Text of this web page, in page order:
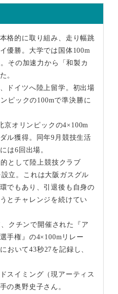
格的に取り組み、走り幅跳
優勝。大学では国体100m
その加速力から「和製カ
。
ドイツへ陸上留学。初出場
ピックの100mで準決勝に
京オリンピックの4×100m
ル獲得。同年9月競技生活
は6回出場。
として陸上競技クラブ
立。これは大阪ガスグル
でもあり、引退後も自身の
とチャレンジを続けてい
クチンで開催された『ア
手権』の4×100mリレー
おいて43秒27を記録し、
スイミング（現アーティス
の奥野史子さん。